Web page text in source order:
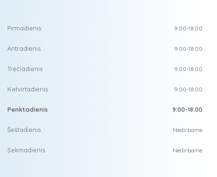
Pirmadienis 9:00-18:00
Antradienis 9:00-18:00
Trečiadienis 9:00-18:00
Ketvirtadienis 9:00-18:00
Penktadienis 9:00-18:00
Šeštadienis Nedirbame
Sekmadienis Nedirbame